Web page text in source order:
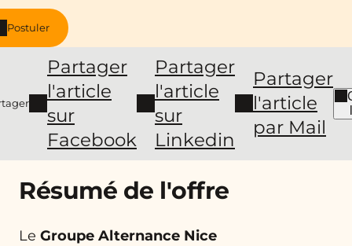
Postuler
Partager
l'article
sur
Facebook
Partager
l'article
sur
Linkedin
Partager
l'article
par Mail
Résumé de l'offre
Le Groupe Alternance Nice